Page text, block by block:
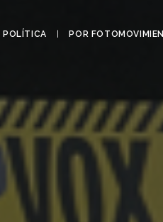
POLÍTICA POR